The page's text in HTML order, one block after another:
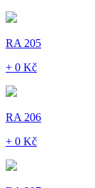
RA 205
+ 0 Kč
RA 206
+ 0 Kč